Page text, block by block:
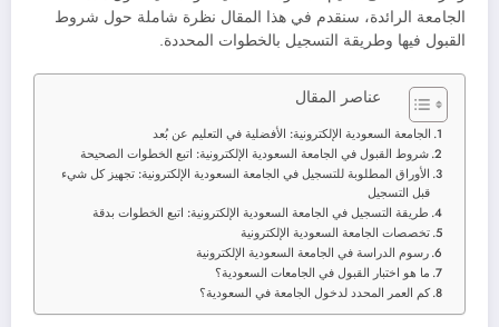
الجامعة الرائدة، سنقدم في هذا المقال نظرة شاملة حول شروط
القبول فيها وطريقة التسجيل بالخطوات المحددة.
عناصر المقال
الجامعة السعودية الإلكترونية: الأفضلية في التعليم عن بُعد
شروط القبول في الجامعة السعودية الإلكترونية: اتبع الخطوات الصحيحة
الأوراق المطلوبة للتسجيل في الجامعة السعودية الإلكترونية: تجهيز كل شيء
قبل التسجيل
طريقة التسجيل في الجامعة السعودية الإلكترونية: اتبع الخطوات بدقة
تخصصات الجامعة السعودية الإلكترونية
رسوم الدراسة في الجامعة السعودية الإلكترونية
ما هو اختبار القبول في الجامعات السعودية؟
كم العمر المحدد لدخول الجامعة في السعودية؟